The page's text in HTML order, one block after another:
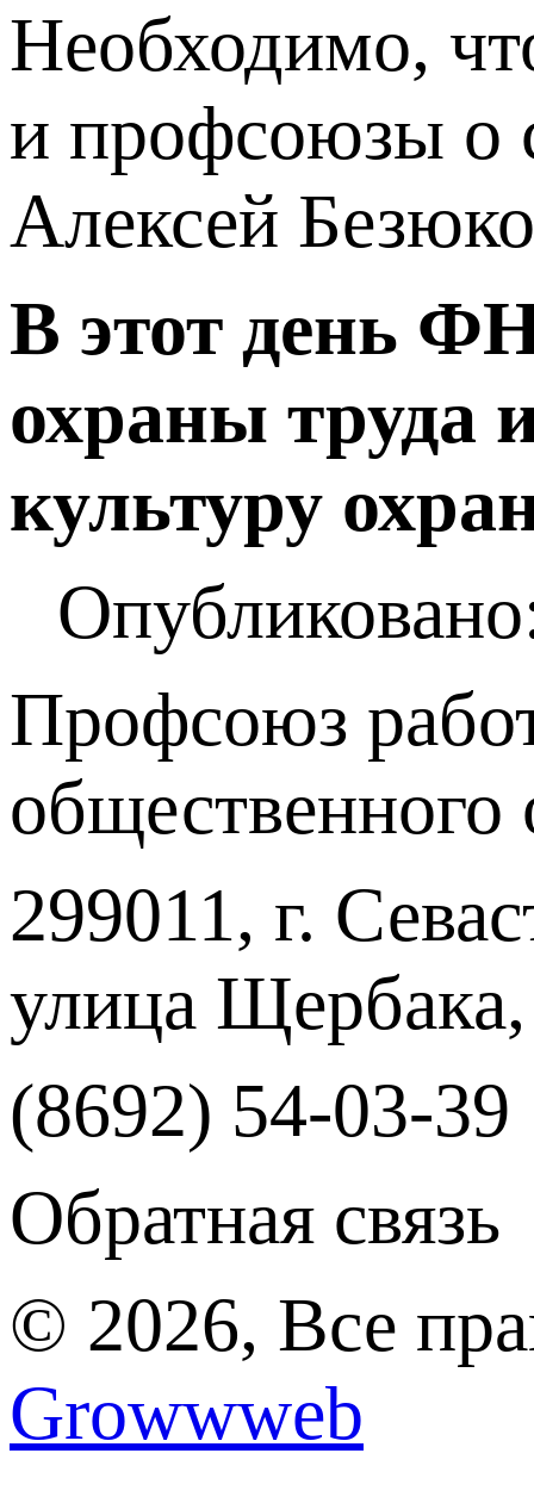
Необходимо,
и профсоюзы о
Алексей
В этот день
охраны труда
культуру
Профсоюз
299011, г.
улица
(8692) 54-03-39
Обратная связь
© 2026, Все
Growwweb